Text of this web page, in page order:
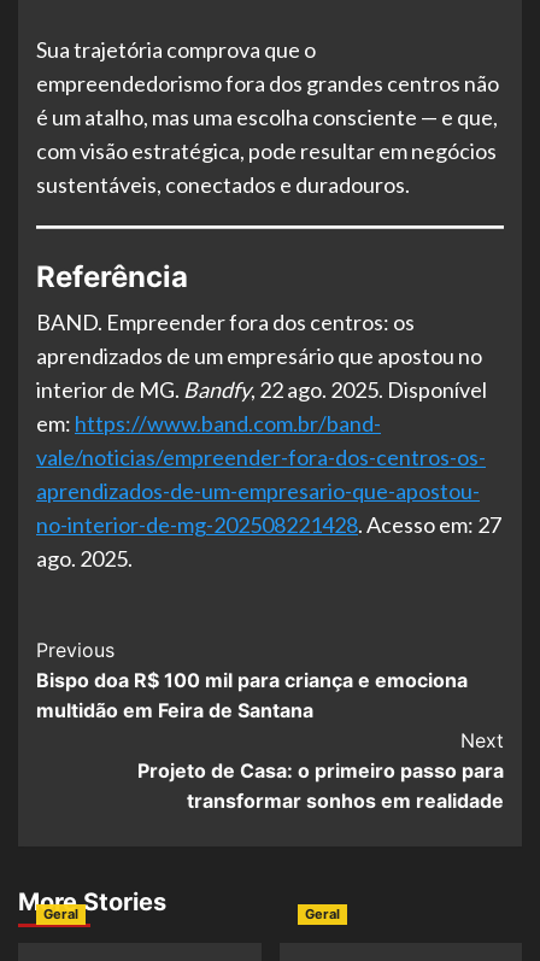
Sua trajetória comprova que o
empreendedorismo fora dos grandes centros não
é um atalho, mas uma escolha consciente — e que,
com visão estratégica, pode resultar em negócios
sustentáveis, conectados e duradouros.
Referência
BAND. Empreender fora dos centros: os
aprendizados de um empresário que apostou no
interior de MG. Bandfy, 22 ago. 2025. Disponível
em: https://www.band.com.br/band-
vale/noticias/empreender-fora-dos-centros-os-
aprendizados-de-um-empresario-que-apostou-
no-interior-de-mg-202508221428. Acesso em: 27
ago. 2025.
Post
Navigation
Previous
Bispo doa R$ 100 mil para criança e emociona
multidão em Feira de Santana
Next
Projeto de Casa: o primeiro passo para
transformar sonhos em realidade
More Stories
Geral Geral